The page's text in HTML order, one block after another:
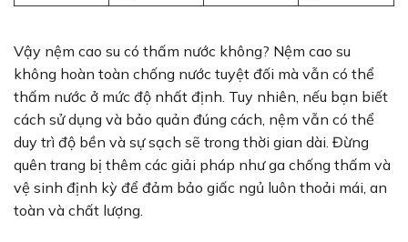
Vậy nệm cao su có thấm nước không? Nệm cao su
không hoàn toàn chống nước tuyệt đối mà vẫn có thể
thấm nước ở mức độ nhất định. Tuy nhiên, nếu bạn biết
cách sử dụng và bảo quản đúng cách, nệm vẫn có thể
duy trì độ bền và sự sạch sẽ trong thời gian dài. Đừng
quên trang bị thêm các giải pháp như ga chống thấm và
vệ sinh định kỳ để đảm bảo giấc ngủ luôn thoải mái, an
toàn và chất lượng.